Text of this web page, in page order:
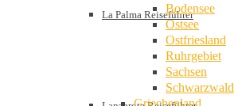
La Palma Reiseführer
Bodensee
Ostsee
Ostfriesland
Ruhrgebiet
Sachsen
Schwarzwald
Griechenland